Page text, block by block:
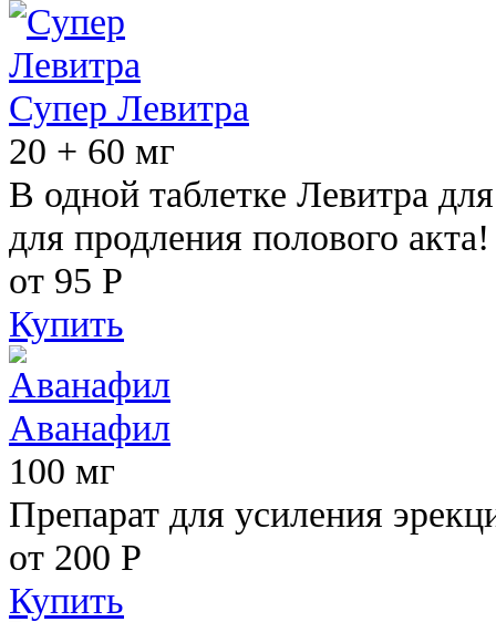
Супер Левитра
20 + 60 мг
В одной таблетке Левитра
для продления полового акта!
от 95 Р
Купить
Аванафил
100 мг
Препарат для усиления
от 200 Р
Купить